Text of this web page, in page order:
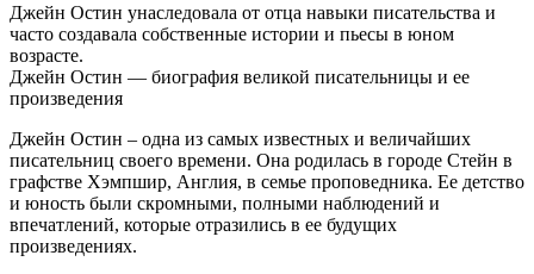
Джейн Остин унаследовала от отца навыки писательства и
часто создавала собственные истории и пьесы в юном
возрасте.
Джейн Остин — биография великой писательницы и ее
произведения
Джейн Остин – одна из самых известных и величайших
писательниц своего времени. Она родилась в городе Стейн в
графстве Хэмпшир, Англия, в семье проповедника. Ее детство
и юность были скромными, полными наблюдений и
впечатлений, которые отразились в ее будущих
произведениях.